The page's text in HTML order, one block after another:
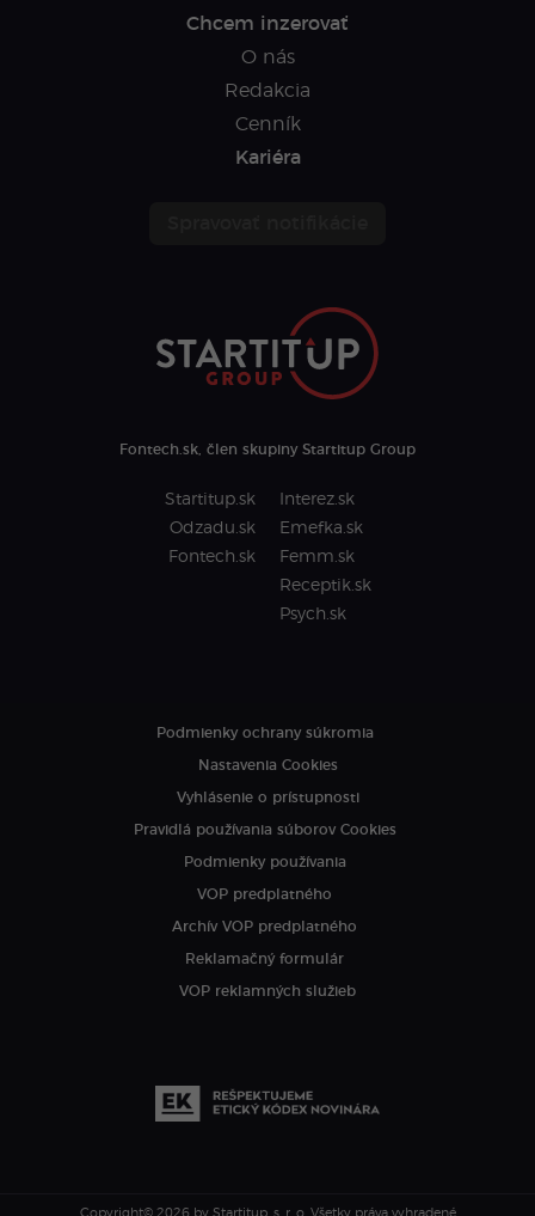
Chcem inzerovať
O nás
Redakcia
Cenník
Kariéra
Fontech.sk, člen skupiny Startitup Group
Startitup.sk
Odzadu.sk
Fontech.sk
Interez.sk
Emefka.sk
Femm.sk
Receptik.sk
Psych.sk
Podmienky ochrany súkromia
Nastavenia Cookies
Vyhlásenie o prístupnosti
Pravidlá používania súborov Cookies
Podmienky používania
VOP predplatného
Archív VOP predplatného
Reklamačný formulár
VOP reklamných služieb